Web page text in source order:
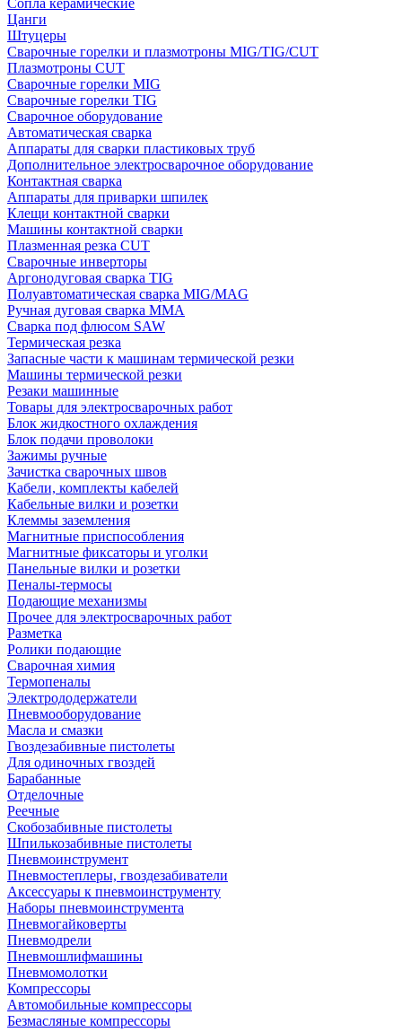
Сопла керамические
Цанги
Штуцеры
Сварочные горелки и плазмотроны MIG/TIG/CUT
Плазмотроны CUT
Сварочные горелки MIG
Сварочные горелки TIG
Сварочное оборудование
Автоматическая сварка
Аппараты для сварки пластиковых труб
Дополнительное электросварочное оборудование
Контактная сварка
Аппараты для приварки шпилек
Клещи контактной сварки
Машины контактной сварки
Плазменная резка CUT
Сварочные инверторы
Аргонодуговая сварка TIG
Полуавтоматическая сварка MIG/MAG
Ручная дуговая сварка MMA
Сварка под флюсом SAW
Термическая резка
Запасные части к машинам термической резки
Машины термической резки
Резаки машинные
Товары для электросварочных работ
Блок жидкостного охлаждения
Блок подачи проволоки
Зажимы ручные
Зачистка сварочных швов
Кабели, комплекты кабелей
Кабельные вилки и розетки
Клеммы заземления
Магнитные приспособления
Магнитные фиксаторы и уголки
Панельные вилки и розетки
Пеналы-термосы
Подающие механизмы
Прочее для электросварочных работ
Разметка
Ролики подающие
Сварочная химия
Термопеналы
Электрододержатели
Пневмооборудование
Масла и смазки
Гвоздезабивные пистолеты
Для одиночных гвоздей
Барабанные
Отделочные
Реечные
Скобозабивные пистолеты
Шпилькозабивные пистолеты
Пневмоинструмент
Пневмостеплеры, гвоздезабиватели
Аксессуары к пневмоинструменту
Наборы пневмоинструмента
Пневмогайковерты
Пневмодрели
Пневмошлифмашины
Пневмомолотки
Компрессоры
Автомобильные компрессоры
Безмасляные компрессоры